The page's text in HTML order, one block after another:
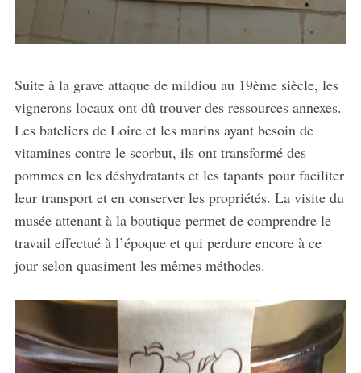
Suite à la grave attaque de mildiou au 19ème siècle, les
vignerons locaux ont dû trouver des ressources annexes.
Les bateliers de Loire et les marins ayant besoin de
vitamines contre le scorbut, ils ont transformé des
pommes en les déshydratants et les tapants pour faciliter
leur transport et en conserver les propriétés. La visite du
musée attenant à la boutique permet de comprendre le
travail effectué à l’époque et qui perdure encore à ce
jour selon quasiment les mêmes méthodes.